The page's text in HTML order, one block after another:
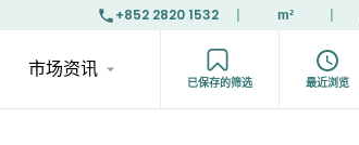
+852 2820 1532 m²
市场资讯
已保存的筛选 最近浏览